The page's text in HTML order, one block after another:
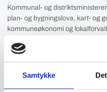
Samtykke
Kommunal- og
plan- og bygningslova, kart- og
kommuneøkonomi og
minoritetar.
Anti har vært selvstendig
som hovednæring og rettstolk